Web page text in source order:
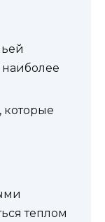
наиболее
которые
теплом